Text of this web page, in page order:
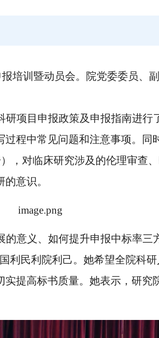
培训暨动员会。院党委委员、
研项目申报政策及申报指南进行
程中常见问题和注意事项。同
）
，对临床研究涉及的伦理审查
意识。
意义、如何提升申报中标率
利民利院利己。她希望全院科
提高标书质量。她表示，研究